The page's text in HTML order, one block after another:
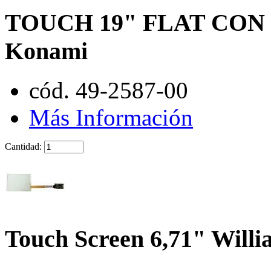
TOUCH 19" FLAT
Konami
cód. 49-2587-00
Más Información
Cantidad:
Touch Screen 6,71"